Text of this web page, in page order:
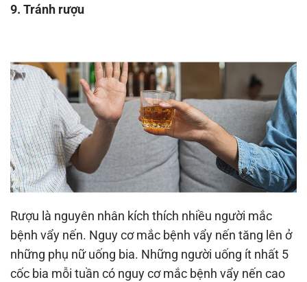
9. Tránh rượu
Rượu là nguyên nhân kích thích nhiều người mắc
bệnh vẩy nến. Nguy cơ mắc bệnh vẩy nến tăng lên ở
những phụ nữ uống bia. Những người uống ít nhất 5
cốc bia mỗi tuần có nguy cơ mắc bệnh vẩy nến cao